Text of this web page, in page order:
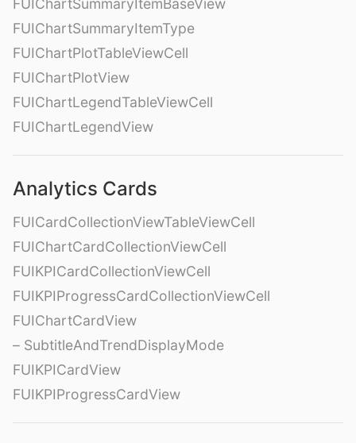
FUIChartSummaryItemType
FUIChartPlotTableViewCell
FUIChartPlotView
FUIChartLegendTableViewCell
FUIChartLegendView
Analytics Cards
FUICardCollectionViewTableViewCell
FUIChartCardCollectionViewCell
FUIKPICardCollectionViewCell
FUIKPIProgressCardCollectionViewCell
FUIChartCardView
– SubtitleAndTrendDisplayMode
FUIKPICardView
FUIKPIProgressCardView